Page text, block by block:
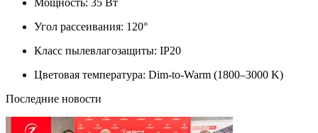
Угол рассеивания: 120°
Класс пылевлагозащиты: IP20
Цветовая температура: Dim-to-Warm (1800–3000 K)
Последние новости